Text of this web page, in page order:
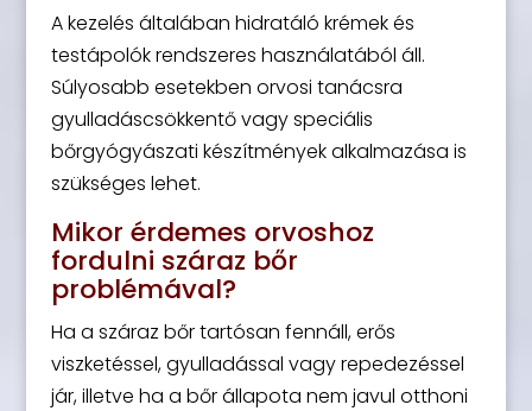
A kezelés általában hidratáló krémek és
testápolók rendszeres használatából áll.
Súlyosabb esetekben orvosi tanácsra
gyulladáscsökkentő vagy speciális
bőrgyógyászati készítmények alkalmazása is
szükséges lehet.
Mikor érdemes orvoshoz
fordulni száraz bőr
problémával?
Ha a száraz bőr tartósan fennáll, erős
viszketéssel, gyulladással vagy repedezéssel
jár, illetve ha a bőr állapota nem javul otthoni